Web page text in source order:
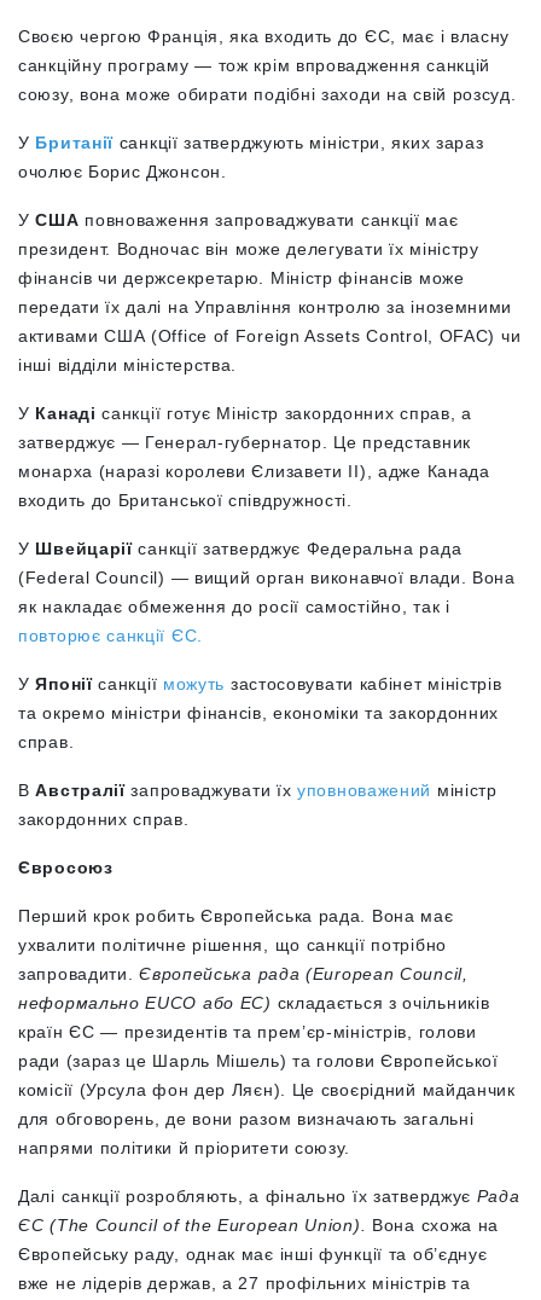
Своєю чергою Франція, яка входить до ЄС, має і власну
санкційну програму — тож крім впровадження санкцій
союзу, вона може обирати подібні заходи на свій розсуд.
У Британії санкції затверджують міністри, яких зараз
очолює Борис Джонсон.
УСША повноваження запроваджувати санкції має
президент. Водночас він може делегувати їх міністру
фінансів чи держсекретарю. Міністр фінансів може
передати їх далі на Управління контролю за іноземними
активами США (Office of Foreign Assets Control, OFAC) чи
інші відділи міністерства.
У Канаді санкції готує Міністр закордонних справ, а
затверджує — Генерал-губернатор. Це представник
монарха (наразі королеви Єлизавети ІІ), адже Канада
входить до Британської співдружності.
У Швейцаріїсанкції затверджує Федеральна рада
(Federal Council) — вищий орган виконавчої влади. Вона
як накладає обмеження до росії самостійно, так і
повторює санкції ЄС.
УЯпоніїсанкції можуть застосовувати кабінет міністрів
та окремо міністри фінансів, економіки та закордонних
справ.
ВАвстраліїзапроваджувати їхуповноважений міністр
закордонних справ.
Євросоюз
Перший крок робить Європейська рада. Вона має
ухвалити політичне рішення, що санкції потрібно
запровадити.Європейська рада (European Council,
неформально EUCO або EC) складається з очільників
країн ЄС — президентів та прем’єр-міністрів, голови
ради (зараз це Шарль Мішель) та голови Європейської
комісії (Урсула фон дер Ляєн). Це своєрідний майданчик
для обговорень, де вони разом визначають загальні
напрями політики й пріоритети союзу.
Далі санкції розробляють, а фінально їх затверджує Рада
ЄС (The Council of the European Union).
Вона схожа на
Європейську раду, однак має інші функції та об’єднує
вже не лідерів держав, а 27 профільних міністрів та